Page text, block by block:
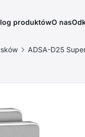
produktówO nas
ADSA-D25